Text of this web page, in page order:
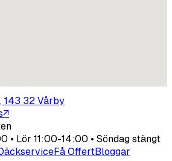
143 32 Vårby
↗
• Lör 11:00-14:00 • Söndag stängt
Få OffertBloggar